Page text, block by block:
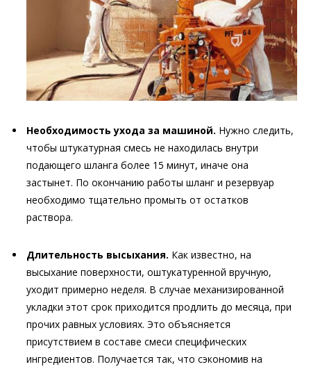
Необходимость ухода за машиной. Нужно следить,
чтобы штукатурная смесь не находилась внутри
подающего шланга более 15 минут, иначе она
застынет. По окончанию работы шланг и резервуар
необходимо тщательно промыть от остатков
раствора.
Длительность высыхания. Как известно, на
высыхание поверхности, оштукатуренной вручную,
уходит примерно неделя. В случае механизированной
укладки этот срок приходится продлить до месяца, при
прочих равных условиях. Это объясняется
присутствием в составе смеси специфических
ингредиентов. Получается так, что сэкономив на